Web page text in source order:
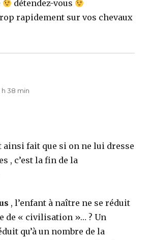
détendez-vous
rapidement sur vos chevaux
h 38 min
ainsi fait que si on ne lui dresse
, c’est la fin de la
, l’enfant à naître ne se réduit
de « civilisation »… ? Un
qu’à un nombre de la